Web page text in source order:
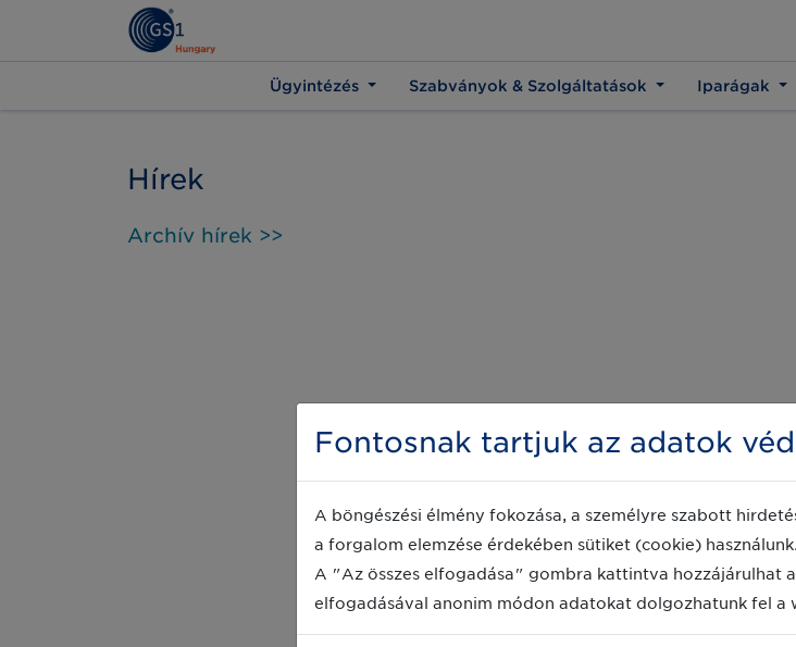
Ügyintézés Szabványok & Szolgáltatások Iparágak
Hírek
Archív hírek >>
Fontosnak tartjuk az adatok
A böngészési élmény fokozása, a személyre szabott
a forgalom elemzése érdekében sütiket (cookie) használunk.
A "Az összes elfogadása" gombra kattintva hozzájárulhat
elfogadásával anonim módon adatokat dolgozhatunk fel a